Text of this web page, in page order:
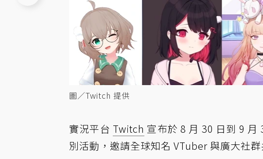
圖／Twitch 提供
實況平台 Twitch 宣布於 8 月 30 日到 9 月
別活動，邀請全球知名 VTuber 與廣大社群